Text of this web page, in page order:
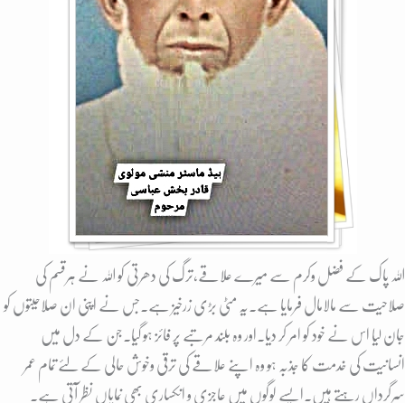
اللہ پاک کے فضل وکرم سے میرے علاقے،ترگ کی دھرتی کو اللہ نے ہرقسم کی
صلاحیت سے مالامال فرمایا ہے۔یہ مٹی بڑی زرخیز ہے۔جس نے اپنی ان صلاحیتوں کو
جان لیا اس نے خود کو امر کر دیا۔اور وہ بلند مرتبے پر فائز ہو گیا۔جن کے دل میں
انسانیت کی خدمت کا جذبہ ہو وہ اپنے علاقے کی ترقی وخوش حالی کے لئے تمام عمر
سرگرداں رہتے ہیں۔ایسے لوگوں میں عاجزی و انکساری بھی نمایاں نظر آتی ہے۔